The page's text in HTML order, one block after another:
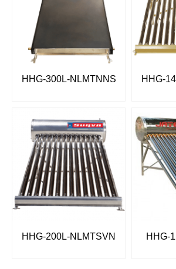
HHG-300L-NLMTNNS HHG-
HHG-200L-NLMTSVN HHG-